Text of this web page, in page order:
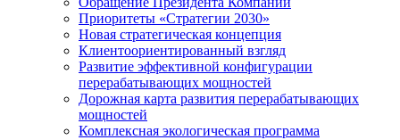
Приоритеты «Стратегии 2030»
Новая стратегическая концепция
Клиентоориентированный взгляд
Развитие эффективной конфигурации
перерабатывающих мощностей
Дорожная карта развития перерабатывающих
мощностей
Комплексная экологическая программа